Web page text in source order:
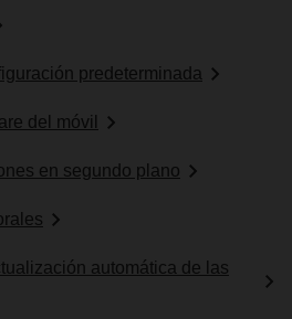
predeterminada
del móvil
en segundo plano
automática de las